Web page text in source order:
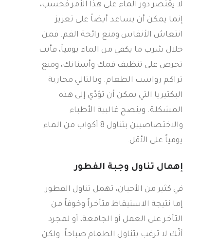
لا يقتصر دور الماء على هذا الأمر فحسب،
إنما يمكن أن يساعد أيضاً على تعزيز
انتعاش الأنفاس ومنع رائحة الفم. فمن
خلال شرب ما يكفي من الماء يومياً، فأنت
تحرص على تنظيف فمك وأسنانك، ومنع
تراكم رواسب الطعام. وبالتالي محاربة
البكتيريا التي يمكن أن تؤدّي إلى هذه
المشكلة. وينصح غالبية الأطباء
والاختصاصيين بتناول 8 أكواب من الماء
يومياً على الأقل.
إهمال تناول وجبة الفطور
في كثير من الأحيان، تهمل تناول الفطور
إما نتيجة الاستيقاظ متأخراً وخوفاً من
التأخر على العمل أو الجامعة، أو لمجرد
أنّك لا ترغب بتناول الطعام صباحاً. ولكن